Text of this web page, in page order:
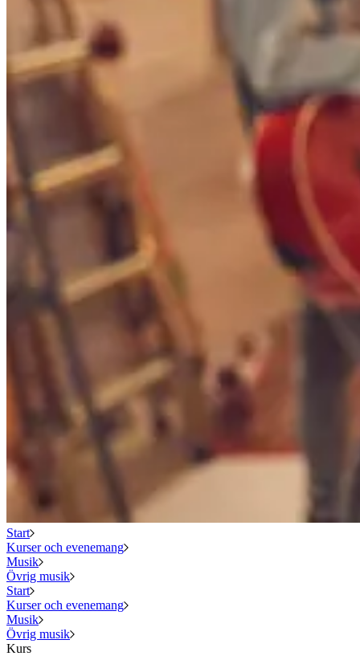
Start
Kurser och evenemang
Musik
Övrig musik
Start
Kurser och evenemang
Musik
Övrig musik
Kurs